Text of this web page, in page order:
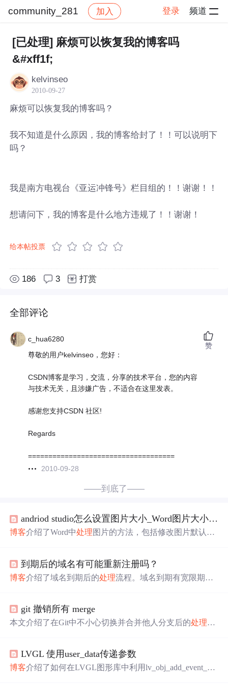
community_281 加入 登录 频道
社区 community_281 帖子详情
[已处理] 麻烦可以恢复我的博客吗
&#xff1f;
kelvinseo
2010-09-27
麻烦可以恢复我的博客吗？
我不知道是什么原因，我的博客给封了！！可以说明下
吗？
我是南方电视台《亚运冲锋号》栏目组的！！谢谢！！
想请问下，我的博客是什么地方违规了！！谢谢！
给本帖投票
186 3 打赏
全部评论
c_hua6280
尊敬的用户kelvinseo，您好：
CSDN博客是学习，交流，分享的技术平台，您的内容
与技术无关，且涉嫌广告，不适合在这里发表。
感谢您支持CSDN 社区!
Regards
====================================
2010-09-28
赞
——到底了——
andriod studio怎么设置图片大小_Word图片大小总是对不齐，如何统一图片的大小位置，看一眼就会！...
博客介绍了Word中处理图片的方法，包括修改图片默认环
画布”，全选图片设置宽度和高度，可一次
到期后的域名有可能重新注册吗？
博客介绍了域名到期后的处理流程。域名到期有宽限期可
注预订。注册商到期前会提醒，及时续费可保域名有效，
避免麻烦。
git 撤销所有 merge
本文介绍了在Git中不小心切换并合并他人分支后的处理方
`的高风险操作。该博客旨在帮助那些不常保存commit记录
的开发者避免不必要的麻烦。
LVGL 使用user_data传递参数
博客介绍了如何在LVGL图形库中利用lv_obj_add_event_cb